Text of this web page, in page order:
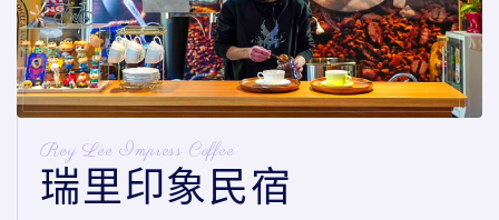
Rey Lee Impress Coffee
瑞里印象民宿